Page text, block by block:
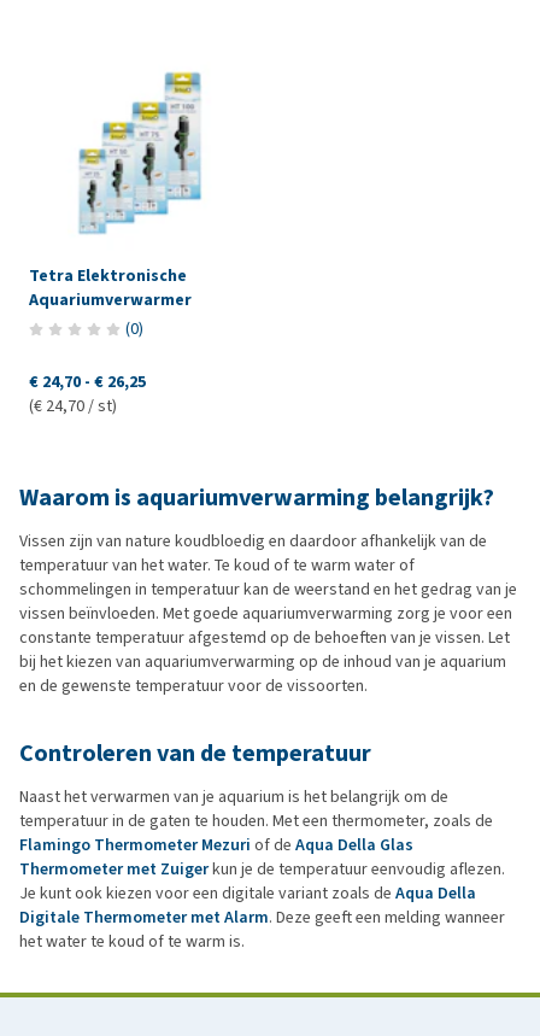
Tetra Elektronische
Aquariumverwarmer
(0)
€ 24,70 - € 26,25
(€ 24,70 / st)
Waarom is aquariumverwarming belangrijk?
Vissen zijn van nature koudbloedig en daardoor afhankelijk van de
temperatuur van het water. Te koud of te warm water of
schommelingen in temperatuur kan de weerstand en het gedrag van je
vissen beïnvloeden. Met goede aquariumverwarming zorg je voor een
constante temperatuur afgestemd op de behoeften van je vissen. Let
bij het kiezen van aquariumverwarming op de inhoud van je aquarium
en de gewenste temperatuur voor de vissoorten.
Controleren van de temperatuur
Naast het verwarmen van je aquarium is het belangrijk om de
temperatuur in de gaten te houden. Met een thermometer, zoals de
Flamingo Thermometer Mezuri of de Aqua Della Glas
Thermometer met Zuigerkun je de temperatuur eenvoudig aflezen.
Je kunt ook kiezen voor een digitale variant zoals de Aqua Della
Digitale Thermometer met Alarm. Deze geeft een melding wanneer
het water te koud of te warm is.